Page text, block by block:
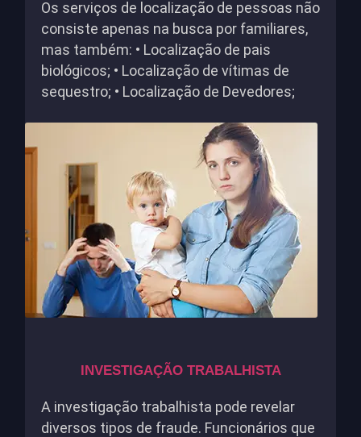
Os serviços de localização de pessoas não
consiste apenas na busca por familiares,
mas também: • Localização de pais
biológicos; • Localização de vítimas de
sequestro; • Localização de Devedores;
INVESTIGAÇÃO TRABALHISTA
A investigação trabalhista pode revelar
diversos tipos de fraude. Funcionários que